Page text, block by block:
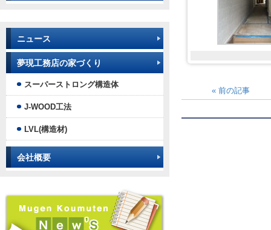
« 前の記事
ニュース
夢現工務店の家づくり
スーパーストロング構造体
J-WOOD工法
LVL(構造材)
会社概要